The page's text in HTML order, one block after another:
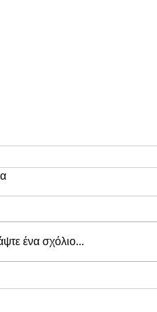
ένα σχόλιο...